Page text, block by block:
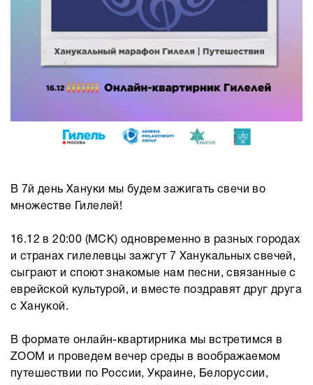
В 7й день Хануки мы будем зажигать свечи во
множестве Гилелей!
16.12 в 20:00 (МСК) одновременно в разных городах
и странах гилелевцы зажгут 7 Ханукальных свечей,
сыграют и споют знакомые нам песни, связанные с
еврейской культурой, и вместе поздравят друг друга
с Ханукой.
В формате онлайн-квартирника мы встретимся в
ZOOM и проведем вечер среды в воображаемом
путешествии по России, Украине, Белоруссии,